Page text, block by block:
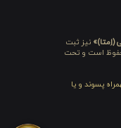
(اِمتا)» نیز ثبت
محفوظ است و تحت
پسوند و یا